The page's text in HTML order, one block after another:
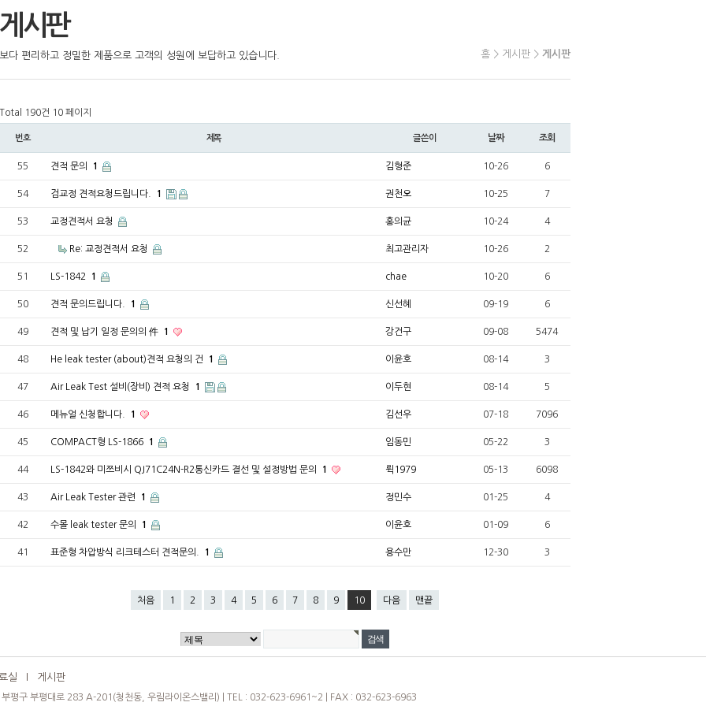
게시판
보다 편리하고 정밀한 제품으로 고객의 성원에 보답하고 있습니다. 홈 > 게시판 > 게시판
Total 190건 10 페이지
번호 제목 글쓴이 날짜 조회
55 견적 문의 1 김형준 10-26 6
54 검교정 견적요청드립니다. 1 권천오 10-25 7
53 교정견적서 요청 홍의균 10-24 4
52 Re: 교정견적서 요청 최고관리자 10-26 2
51 LS-1842 1 chae 10-20 6
50 견적 문의드립니다. 1 신선혜 09-19 6
49 견적 및 납기 일정 문의의 件 1 강건구 09-08 5474
48 He leak tester (about)견적 요청의 건 1 이윤호 08-14 3
47 Air Leak Test 설비(장비) 견적 요청 1 이두현 08-14 5
46 메뉴얼 신청합니다. 1 김선우 07-18 7096
45 COMPACT형 LS-1866 1 임동민 05-22 3
44 LS-1842와 미쯔비시 QJ71C24N-R2통신카드 결선 및 설정방법 문의 1 뤽1979 05-13 6098
43 Air Leak Tester 관련 1 정민수 01-25 4
42 수몰 leak tester 문의 1 이윤호 01-09 6
41 표준형 차압방식 리크테스터 견적문의. 1 용수만 12-30 3
처음 1 2 3 4 5 6 7 8 9 10 다음 맨끝
실 게시판
부평구 부평대로 283 A-201(청천동, 우림라이온스밸리) | TEL : 032-623-6961~2 | FAX : 032-623-6963